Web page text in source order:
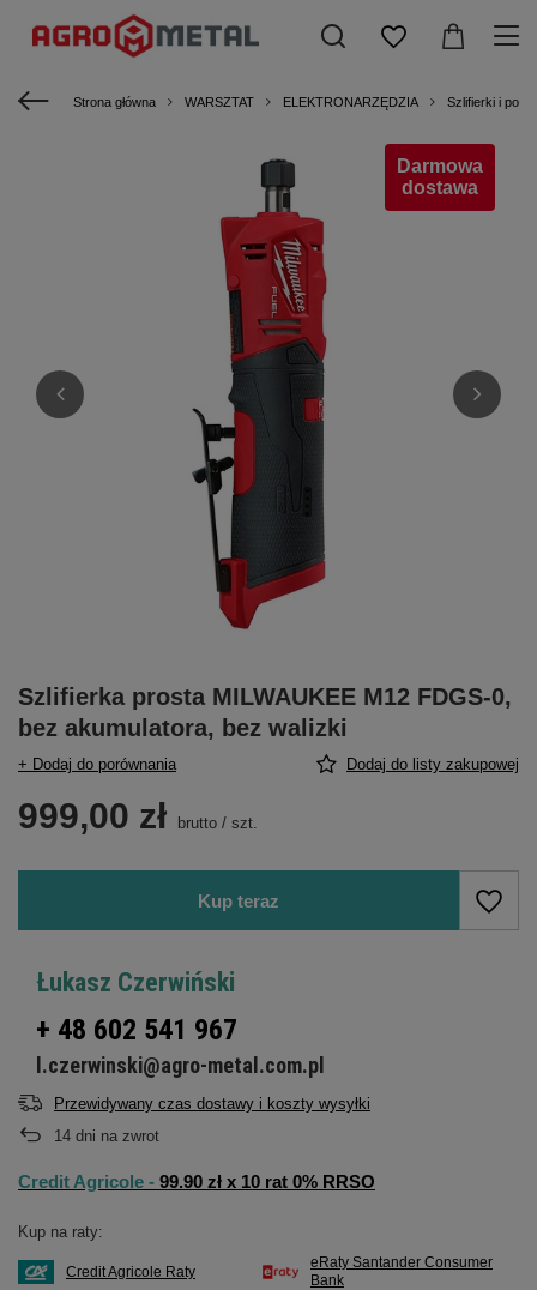
Strona główna WARSZTAT ELEKTRONARZĘDZIA Szlifierki i
Darmowa
dostawa
Szlifierka prosta MILWAUKEE M12 FDGS-0,
bez akumulatora, bez walizki
+ Dodaj do porównania Dodaj do listy zakupowej
999,00 zł brutto / szt.
Kup teraz
Łukasz Czerwiński
+ 48 602 541 967
l.czerwinski@agro-metal.com.pl
Przewidywany czas dostawy i koszty wysyłki
14 dni na zwrot
Credit Agricole - 99.90 zł x 10 rat 0% RRSO
Kup na raty:
Credit Agricole Raty
eRaty Santander Consumer
Bank